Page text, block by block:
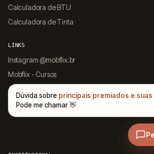
Calculadora de BTU
Calculadora de Tinta
LINKS
Instagram @mobflix.br
Mobflix - Cursos
App Arqpedia
Sitemap